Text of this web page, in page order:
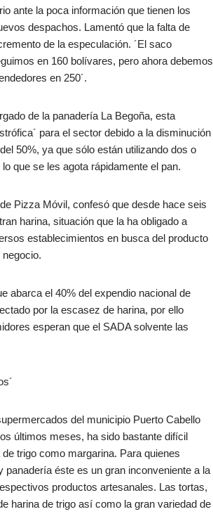
ante la poca información que tienen los
despachos. Lamentó que la falta de
de la especulación. ´El saco
en 160 bolívares, pero ahora debemos
en 250´.
de la panadería La Begoña, esta
para el sector debido a la disminución
50%, ya que sólo están utilizando dos o
que se les agota rápidamente el pan.
Pizza Móvil, confesó que desde hace seis
harina, situación que la ha obligado a
establecimientos en busca del producto
abarca el 40% del expendio nacional de
por la escasez de harina, por ello
esperan que el SADA solvente las
del municipio Puerto Cabello
últimos meses, ha sido bastante difícil
trigo como margarina. Para quienes
panadería éste es un gran inconveniente a la
productos artesanales. Las tortas,
harina de trigo así como la gran variedad de